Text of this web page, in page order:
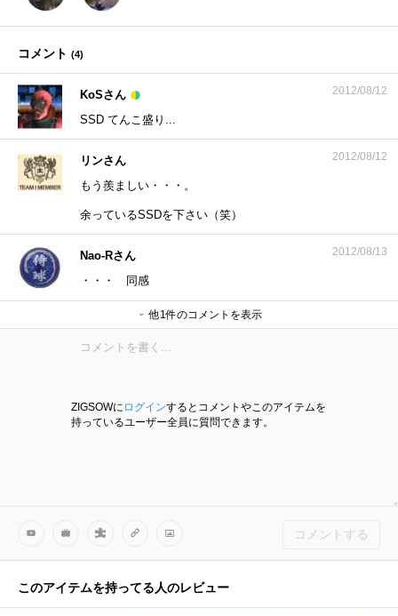
コメント (4)
KoSさん 2012/08/12
SSD てんこ盛り...
リンさん 2012/08/12
もう羨ましい・・・。
余っているSSDを下さい（笑）
Nao-Rさん 2012/08/13
・・・ 同感
他1件のコメントを表示
ZIGSOWに ログインするとコメントやこのアイテムを
持っているユーザー全員に質問できます。
コメントする
このアイテムを持ってる人のレビュー